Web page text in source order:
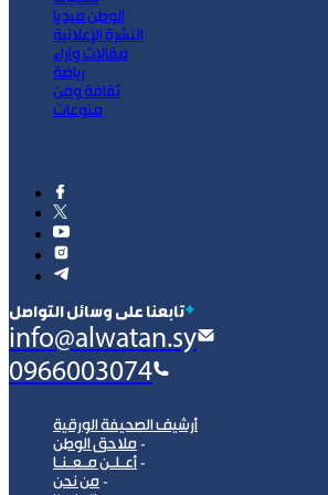
الوطن ميديا
النشرة الإعلانية
مقالات وآراء
رياضة
ثقافة وفن
منوعات
‫تابعنا على وسائل التواصل
info@alwatan.sy
0966003074
أرشيف الصحيفة الورقية
ملاحق الوطن
أعـلـن مـعـنـا
من نحن